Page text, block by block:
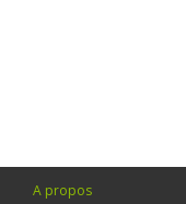
A propos